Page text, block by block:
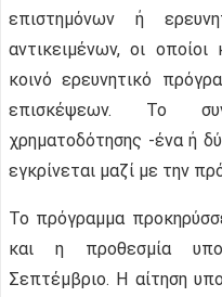
επιστημόνων ή
αντικειμένων, οι
κοινό ερευνητικό
επισκέψεων. Το
χρηματοδότησης -ένα ή
εγκρίνεται μαζί με την
Το πρόγραμμα
και η προθεσμία
Σεπτέμβριο. Η αίτηση